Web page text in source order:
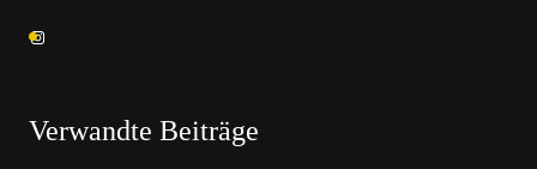
Verwandte Beiträge